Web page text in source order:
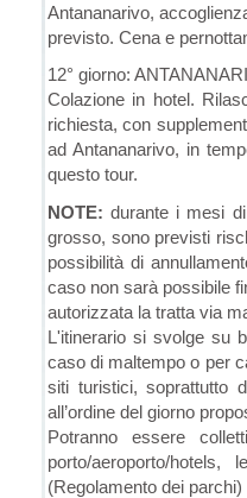
Antananarivo,
previsto. Cena e
12° giorno:
Colazione in hotel.
richiesta, con
ad Antananarivo, in
questo tour.
NOTE: durante i mesi
grosso, sono previsti
possibilità di
caso non sarà possibile
autorizzata la tratta via
L'itinerario si svolge su
caso di maltempo o per
siti turistici, soprattutto
all’ordine del giorno
Potranno essere
porto/aeroporto/
(Regolamento dei